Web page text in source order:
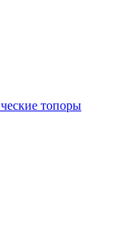
топоры